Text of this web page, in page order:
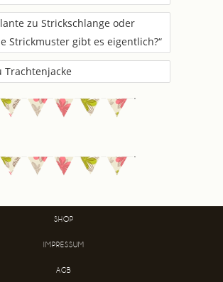
zu Strickschlange oder
Strickmuster gibt es eigentlich?“
Trachtenjacke
SHOP
IMPRESSUM
AGB